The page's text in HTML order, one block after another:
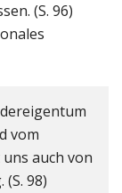
(S. 96)
vom
auch von
98)